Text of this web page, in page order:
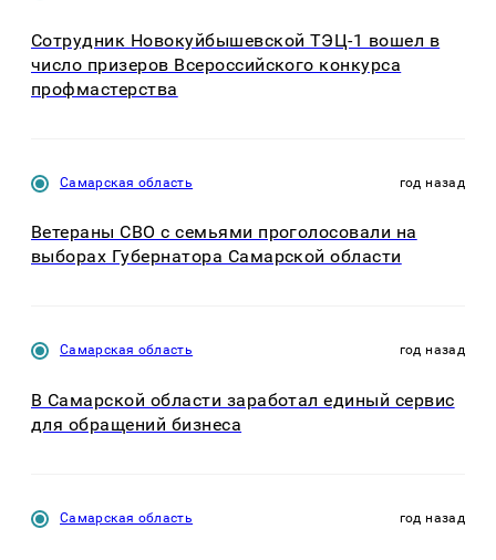
Сотрудник Новокуйбышевской ТЭЦ-1 вошел в
число призеров Всероссийского конкурса
профмастерства
Самарская область год назад
Ветераны СВО с семьями проголосовали на
выборах Губернатора Самарской области
Самарская область год назад
В Самарской области заработал единый сервис
для обращений бизнеса
Самарская область год назад